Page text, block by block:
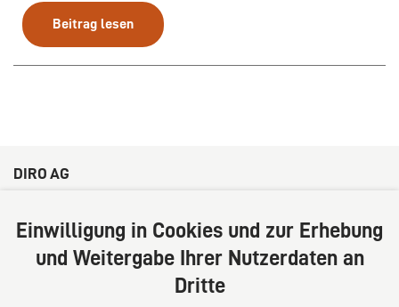
Beitrag lesen
DIRO AG
20354 Hamburg
Deutschland
Tel: +49 (0) 40 41352231
Einwilligung in Cookies und zur Erhebung
und Weitergabe Ihrer Nutzerdaten an
Dritte